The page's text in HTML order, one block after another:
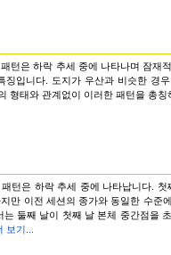
패턴은 하락 추세 중에 나타나며 잠재
징입니다. 도지가 우산과 비슷한 경
형태와 관계없이 이러한 패턴을 총
패턴은 하락 추세 중에 나타납니다.
만 이전 세션의 종가와 동일한 수준
는 둘째 날이 첫째 날 본체 중간점을
보기...